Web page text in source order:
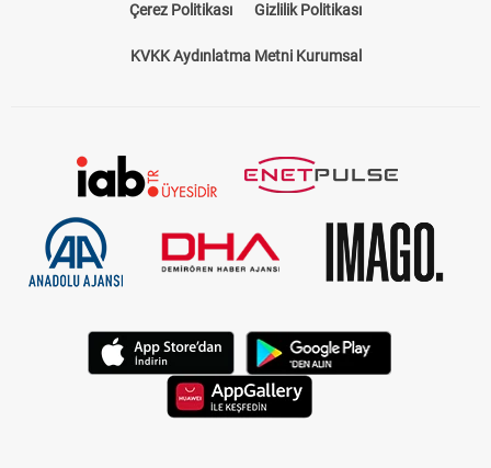
Çerez Politikası Gizlilik Politikası
KVKK Aydınlatma Metni Kurumsal